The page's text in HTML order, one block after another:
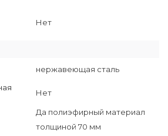
Нет
нержавеющая сталь
Нет
Да полиэфирный материал
толщиной 70 мм